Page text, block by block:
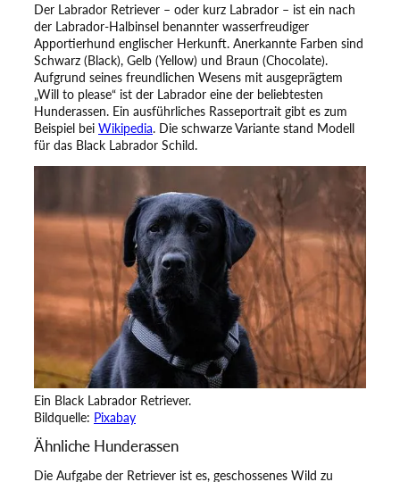
e
Der Labrador Retriever – oder kurz Labrador – ist ein nach
der Labrador-Halbinsel benannter wasserfreudiger
Apportierhund englischer Herkunft. Anerkannte Farben sind
Schwarz (Black), Gelb (Yellow) und Braun (Chocolate).
Aufgrund seines freundlichen Wesens mit ausgeprägtem
„Will to please“ ist der Labrador eine der beliebtesten
Hunderassen. Ein ausführliches Rasseportrait gibt es zum
Beispiel bei Wikipedia. Die schwarze Variante stand Modell
für das Black Labrador Schild.
Ein Black Labrador Retriever.
Bildquelle: Pixabay
Ähnliche Hunderassen
Die Aufgabe der Retriever ist es, geschossenes Wild zu